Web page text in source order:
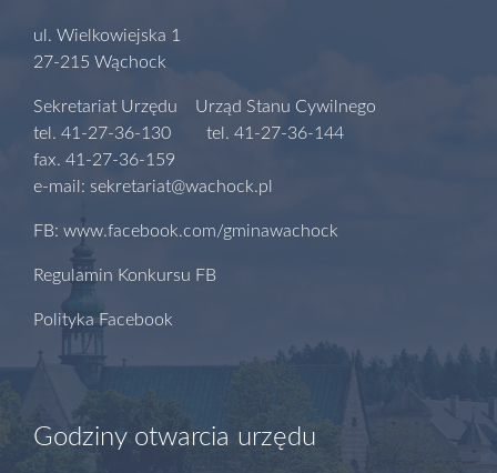
ul. Wielkowiejska 1
27-215 Wąchock
Sekretariat Urzędu Urząd Stanu Cywilnego
tel. 41-27-36-130 tel. 41-27-36-144
fax. 41-27-36-159
e-mail: sekretariat@wachock.pl
FB: www.facebook.com/gminawachock
Regulamin Konkursu FB
Polityka Facebook
Godziny otwarcia urzędu